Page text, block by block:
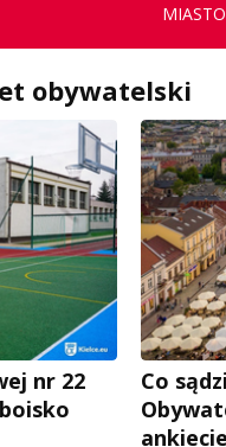
MIASTO
obywatelski
nr 22
Co
ankiecie